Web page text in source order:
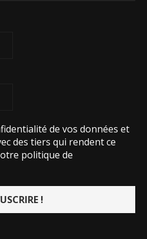
de vos données et
des tiers qui rendent ce
politique de